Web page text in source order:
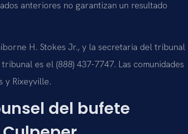
anteriores no garantizan un resultado
H. Stokes Jr., y la secretaria del tribunal
es el (888) 437-7747. Las comunidades
y Rixeyville.
del bufete